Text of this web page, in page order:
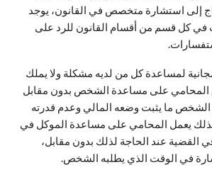
إلى استشارة متخصص في القانون، يوجد
في كل قسم من أقسام القانون للرد على
لمساعدة كل من لديه مشكلة ولا يملك
المحامي على مساعدة الشخص بدون مقابل
الشخص ما يثبت وضعه المالي وعدم قدرته
يعمل المحامي على مساعدة الموكل في
القضية عند الحاجة لذلك بدون مقابل،
في الوقت الذي يطلبه الشخص.